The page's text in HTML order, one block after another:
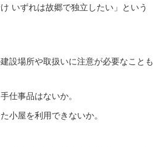
いずれは故郷で独立したい」という
設場所や取扱いに注意が必要なことも
仕事品はないか。
小屋を利用できないか。